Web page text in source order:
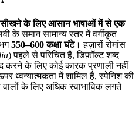
के लिए आसान भाषाओं में से एक
के समान सामान्य स्तर में वर्गीकृत
550–600 कक्षा घंटे। हज़ारों रोमांस
) पहले से परिचित हैं, डिफ़ॉल्ट शब्द
के लिए कोई कारक प्रणाली नहीं
ध्वन्यात्मकता में शामिल हैं, स्पेनिश की
वालों के लिए अधिक स्वाभाविक लगते